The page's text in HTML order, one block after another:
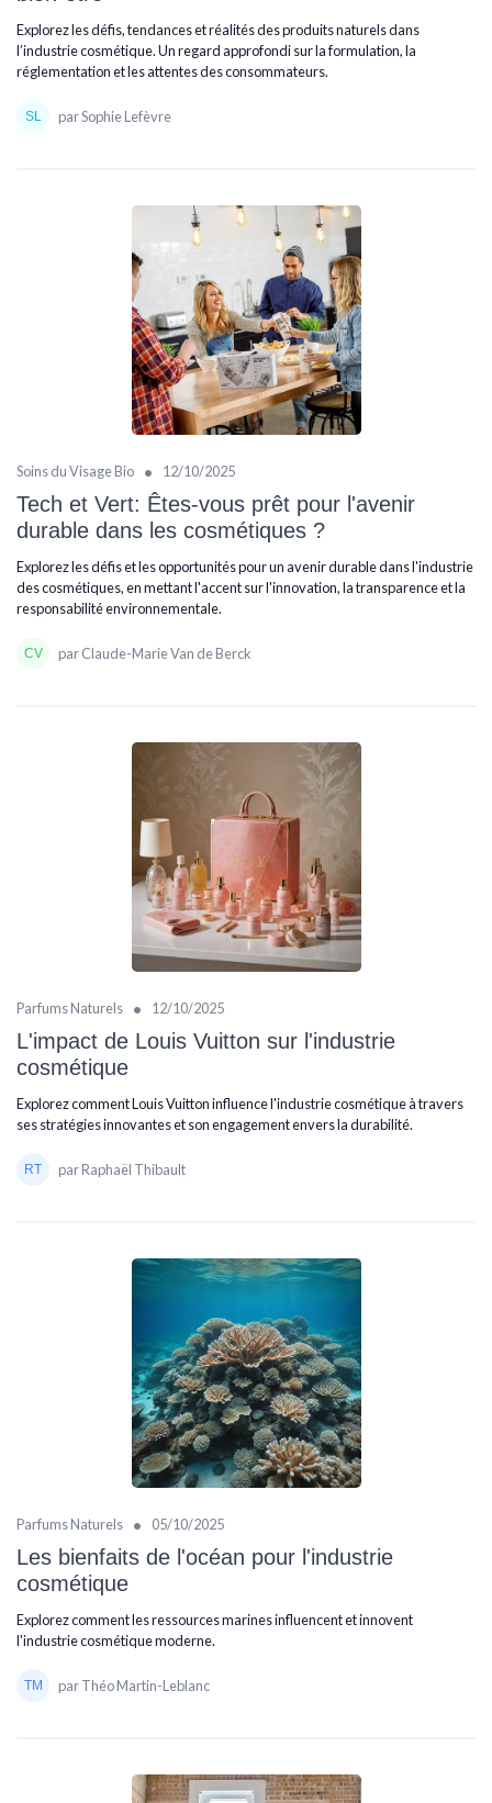
Explorez les défis, tendances et réalités des produits naturels dans
l’industrie cosmétique. Un regard approfondi sur la formulation, la
réglementation et les attentes des consommateurs.
par Sophie Lefèvre
Soins du Visage Bio • 12/10/2025
Tech et Vert: Êtes-vous prêt pour l'avenir
durable dans les cosmétiques ?
Explorez les défis et les opportunités pour un avenir durable dans l'industrie
des cosmétiques, en mettant l'accent sur l'innovation, la transparence et la
responsabilité environnementale.
par Claude-Marie Van de Berck
Parfums Naturels • 12/10/2025
L'impact de Louis Vuitton sur l'industrie
cosmétique
Explorez comment Louis Vuitton influence l'industrie cosmétique à travers
ses stratégies innovantes et son engagement envers la durabilité.
par Raphaël Thibault
Parfums Naturels • 05/10/2025
Les bienfaits de l'océan pour l'industrie
cosmétique
Explorez comment les ressources marines influencent et innovent
l'industrie cosmétique moderne.
par Théo Martin-Leblanc